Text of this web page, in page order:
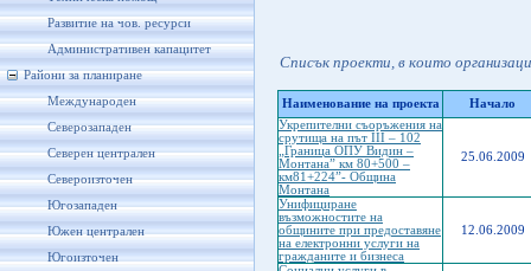
Развитие на чов. ресурси
Административен капацитет
Райони за планиране
Международен
Северозападен
Северен централен
Североизточен
Югозападен
Южен централен
Югоизточен
Списък проекти, в които
Наименование на проекта
Начало
Укрепителни съоръжения на
срутища на път ІІІ – 102
„Граница ОПУ Видин –
Монтана” км 80+500 –
км81+224”- Община
Монтана
25.06.2009
Унифициране
възможностите на
общините при предоставяне
на електронни услуги на
гражданите и бизнеса
12.06.2009